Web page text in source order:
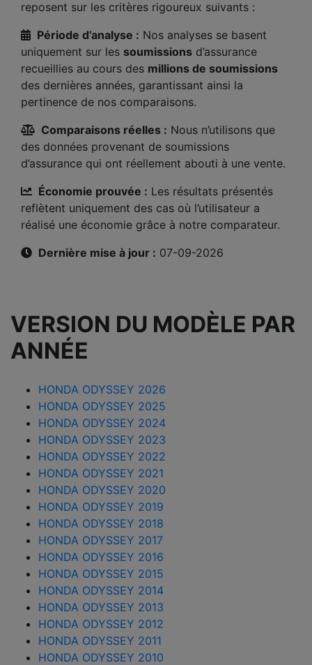
reposent sur les critères rigoureux suivants :
Période d’analyse : Nos analyses se basent
uniquement sur les soumissions d’assurance
recueillies au cours des millions de soumissions
des dernières années, garantissant ainsi la
pertinence de nos comparaisons.
Comparaisons réelles : Nous n’utilisons que
des données provenant de soumissions
d’assurance qui ont réellement abouti à une vente.
Économie prouvée : Les résultats présentés
reflètent uniquement des cas où l’utilisateur a
réalisé une économie grâce à notre comparateur.
Dernière mise à jour : 07-09-2026
VERSION DU MODÈLE PAR
ANNÉE
HONDA ODYSSEY 2026
HONDA ODYSSEY 2025
HONDA ODYSSEY 2024
HONDA ODYSSEY 2023
HONDA ODYSSEY 2022
HONDA ODYSSEY 2021
HONDA ODYSSEY 2020
HONDA ODYSSEY 2019
HONDA ODYSSEY 2018
HONDA ODYSSEY 2017
HONDA ODYSSEY 2016
HONDA ODYSSEY 2015
HONDA ODYSSEY 2014
HONDA ODYSSEY 2013
HONDA ODYSSEY 2012
HONDA ODYSSEY 2011
HONDA ODYSSEY 2010